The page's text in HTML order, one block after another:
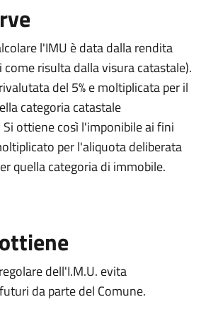
l'IMU è data dalla rendita
come risulta dalla visura catastale).
del 5% e moltiplicata per il
categoria catastale
ottiene così l'imponibile ai fini
per l'aliquota deliberata
quella categoria di immobile.
dell'I.M.U. evita
da parte del Comune.